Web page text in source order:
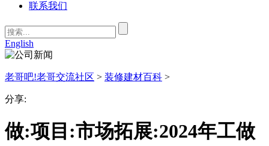
联系我们
English
老哥吧!老哥交流社区 > 装修建材百科 >
分享:
做:项目:市场拓展:2024年工做